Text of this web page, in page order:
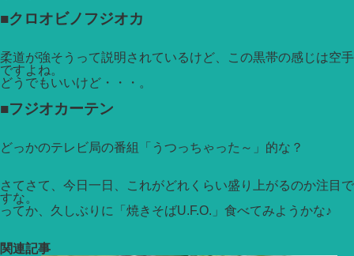
■クロオビノフジオカ
柔道が強そうって説明されているけど、この黒帯の感じは空手
ですよね。
どうでもいいけど・・・。
■フジオカーテン
どっかのテレビ局の番組「うつっちゃった～」的な？
さてさて、今日一日、これがどれくらい盛り上がるのか注目で
すな。
ってか、久しぶりに「焼きそばU.F.O.」食べてみようかな♪
関連記事